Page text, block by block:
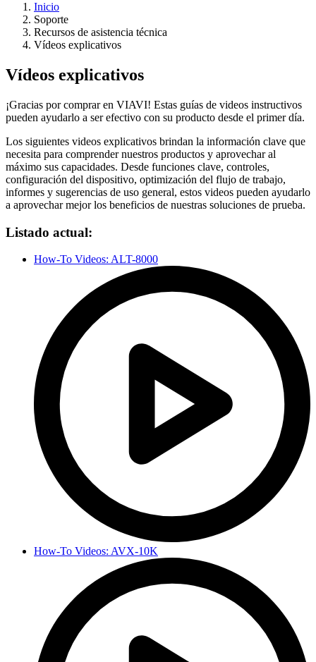
Inicio
Soporte
Recursos de asistencia técnica
Vídeos explicativos
Vídeos explicativos
¡Gracias por comprar en VIAVI! Estas guías de videos instructivos
pueden ayudarlo a ser efectivo con su producto desde el primer día.
Los siguientes videos explicativos brindan la información clave que
necesita para comprender nuestros productos y aprovechar al
máximo sus capacidades. Desde funciones clave, controles,
configuración del dispositivo, optimización del flujo de trabajo,
informes y sugerencias de uso general, estos videos pueden ayudarlo
a aprovechar mejor los beneficios de nuestras soluciones de prueba.
Listado actual:
How-To Videos: ALT-8000
How-To Videos: AVX-10K